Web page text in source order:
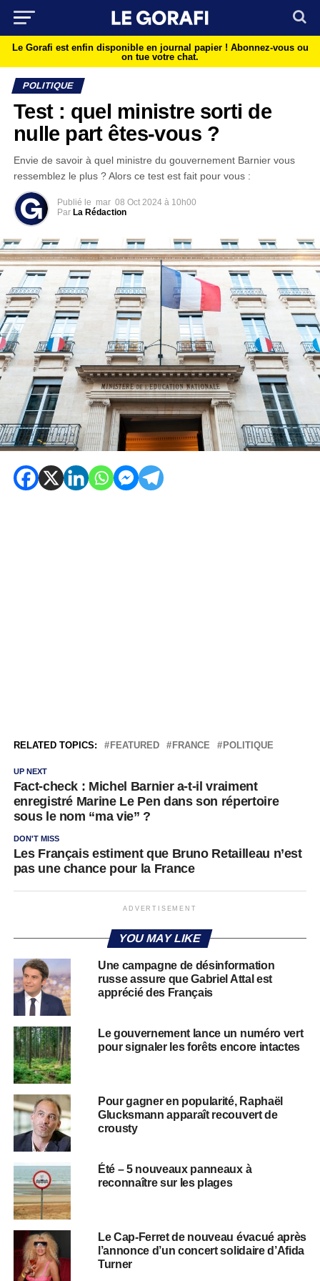
Le Gorafi est enfin disponible en journal papier ! Abonnez-vous ou
on tue votre chat.
POLITIQUE
Test : quel ministre sorti de
nulle part êtes-vous ?
Envie de savoir à quel ministre du gouvernement Barnier vous
ressemblez le plus ? Alors ce test est fait pour vous :
Publié le mar 08 Oct 2024 à 10h00
Par La Rédaction
RELATED TOPICS: FEATURED FRANCE POLITIQUE
UP NEXT
Fact-check : Michel Barnier a-t-il vraiment
enregistré Marine Le Pen dans son répertoire
sous le nom “ma vie” ?
DON'T MISS
Les Français estiment que Bruno Retailleau n’est
pas une chance pour la France
ADVERTISEMENT
YOU MAY LIKE
Une campagne de désinformation
russe assure que Gabriel Attal est
apprécié des Français
Le gouvernement lance un numéro vert
pour signaler les forêts encore intactes
Pour gagner en popularité, Raphaël
Glucksmann apparaît recouvert de
crousty
Été – 5 nouveaux panneaux à
reconnaître sur les plages
Le Cap-Ferret de nouveau évacué après
l’annonce d’un concert solidaire d’Afida
Turner